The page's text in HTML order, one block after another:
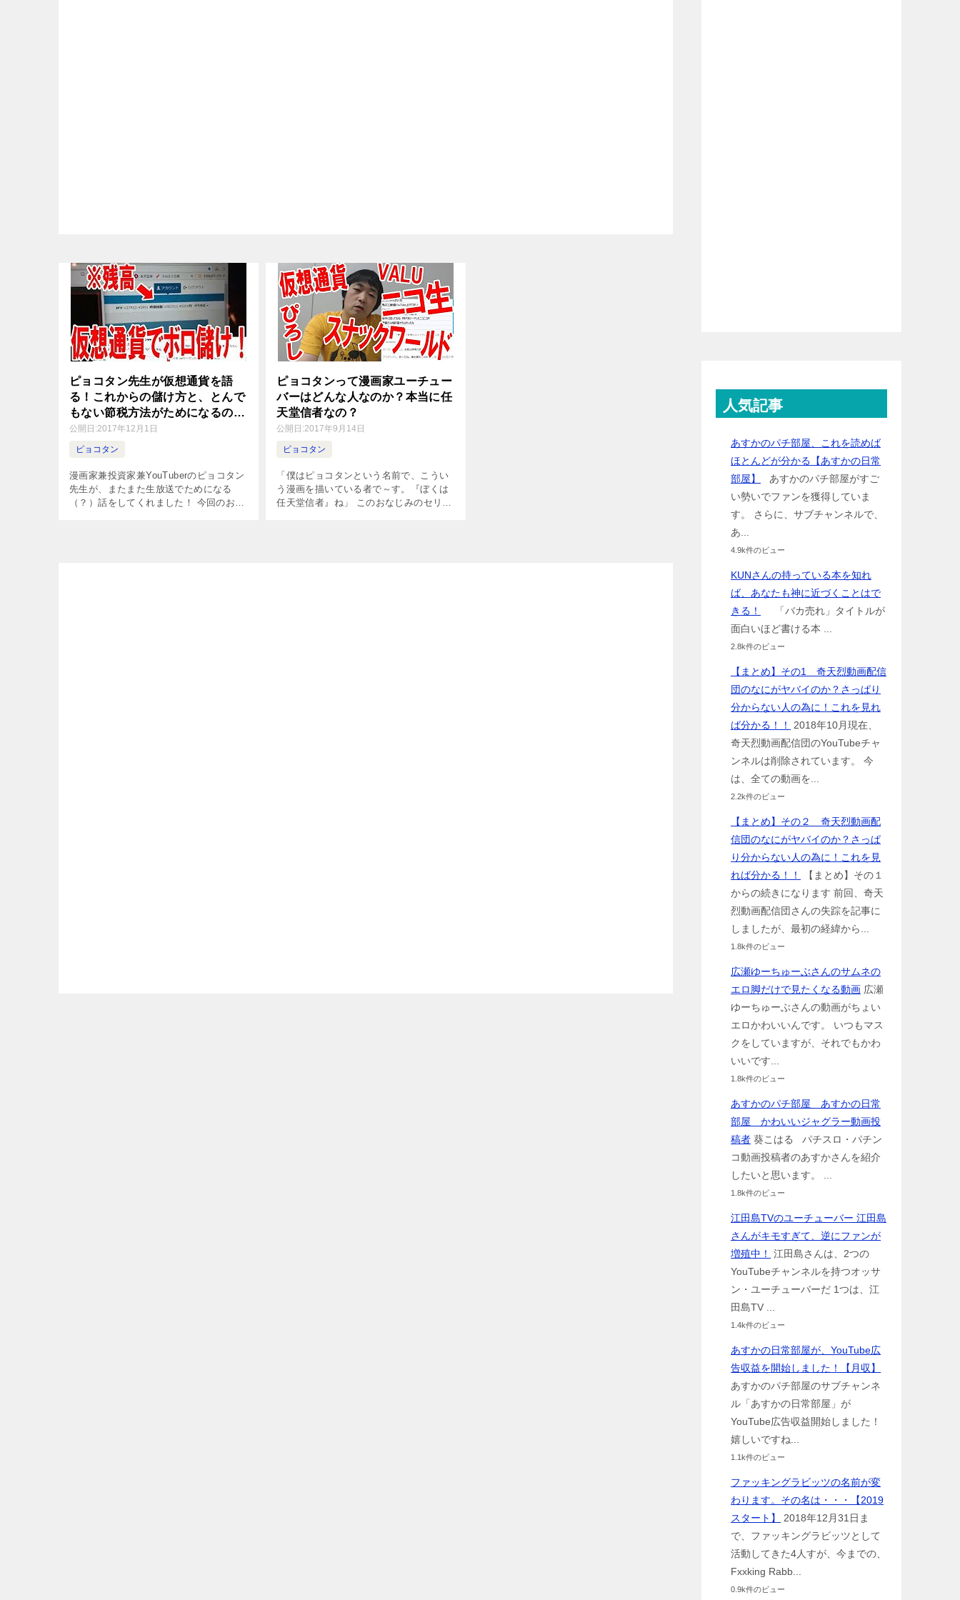
ピョコタン先生が仮想通貨を語
る！これからの儲け方と、とんで
もない節税方法がためになるの
か？
公開日:2017年12月1日
ピョコタン
漫画家兼投資家兼YouTuberのピョコタン
先生が、またまた生放送でためになる
（？）話をしてくれました！ 今回のお題
ピョコタンって漫画家ユーチュー
バーはどんな人なのか？本当に任
天堂信者なの？
公開日:2017年9月14日
ピョコタン
「僕はピョコタンという名前で、こうい
う漫画を描いている者で～す。『ぼくは
任天堂信者』ね」 このおなじみのセリフ
人気記事
あすかのパチ部屋、これを読めば
ほとんどが分かる【あすかの日常
部屋】
あすかのパチ部屋がすご
い勢いでファンを獲得していま
す。 さらに、サブチャンネルで、
あ...
4.9k件のビュー
KUNさんの持っている本を知れ
ば、あなたも神に近づくことはで
きる！
「バカ売れ」タイトルが
面白いほど書ける本 ...
2.8k件のビュー
【まとめ】その1 奇天烈動画配信
団のなにがヤバイのか？さっぱり
分からない人の為に！これを見れ
ば分かる！！
2018年10月現在、
奇天烈動画配信団のYouTubeチャ
ンネルは削除されています。 今
は、全ての動画を...
2.2k件のビュー
【まとめ】その２ 奇天烈動画配
信団のなにがヤバイのか？さっぱ
り分からない人の為に！これを見
れば分かる！！
【まとめ】その１
からの続きになります 前回、奇天
烈動画配信団さんの失踪を記事に
しましたが、最初の経緯から...
1.8k件のビュー
広瀬ゆーちゅーぶさんのサムネの
エロ脚だけで見たくなる動画 広瀬
ゆーちゅーぶさんの動画がちょい
エロかわいいんです。 いつもマス
クをしていますが、それでもかわ
いいです...
1.8k件のビュー
あすかのパチ部屋 あすかの日常
部屋 かわいいジャグラー動画投
稿者 葵こはる パチスロ・パチン
コ動画投稿者のあすかさんを紹介
したいと思います。 ...
1.8k件のビュー
江田島TVのユーチューバー 江田島
さんがキモすぎて、逆にファンが
増殖中！
江田島さんは、2つの
YouTubeチャンネルを持つオッサ
ン・ユーチューバーだ 1つは、江
田島TV ...
1.4k件のビュー
あすかの日常部屋が、YouTube広
告収益を開始しました！【月収】
あすかのパチ部屋のサブチャンネ
ル「あすかの日常部屋」が
YouTube広告収益開始しました！
嬉しいですね...
1.1k件のビュー
ファッキングラビッツの名前が変
わります。その名は・・・【2019
スタート】
2018年12月31日ま
で、ファッキングラビッツとして
活動してきた4人すが、今までの、
Fxxking Rabb...
0.9k件のビュー